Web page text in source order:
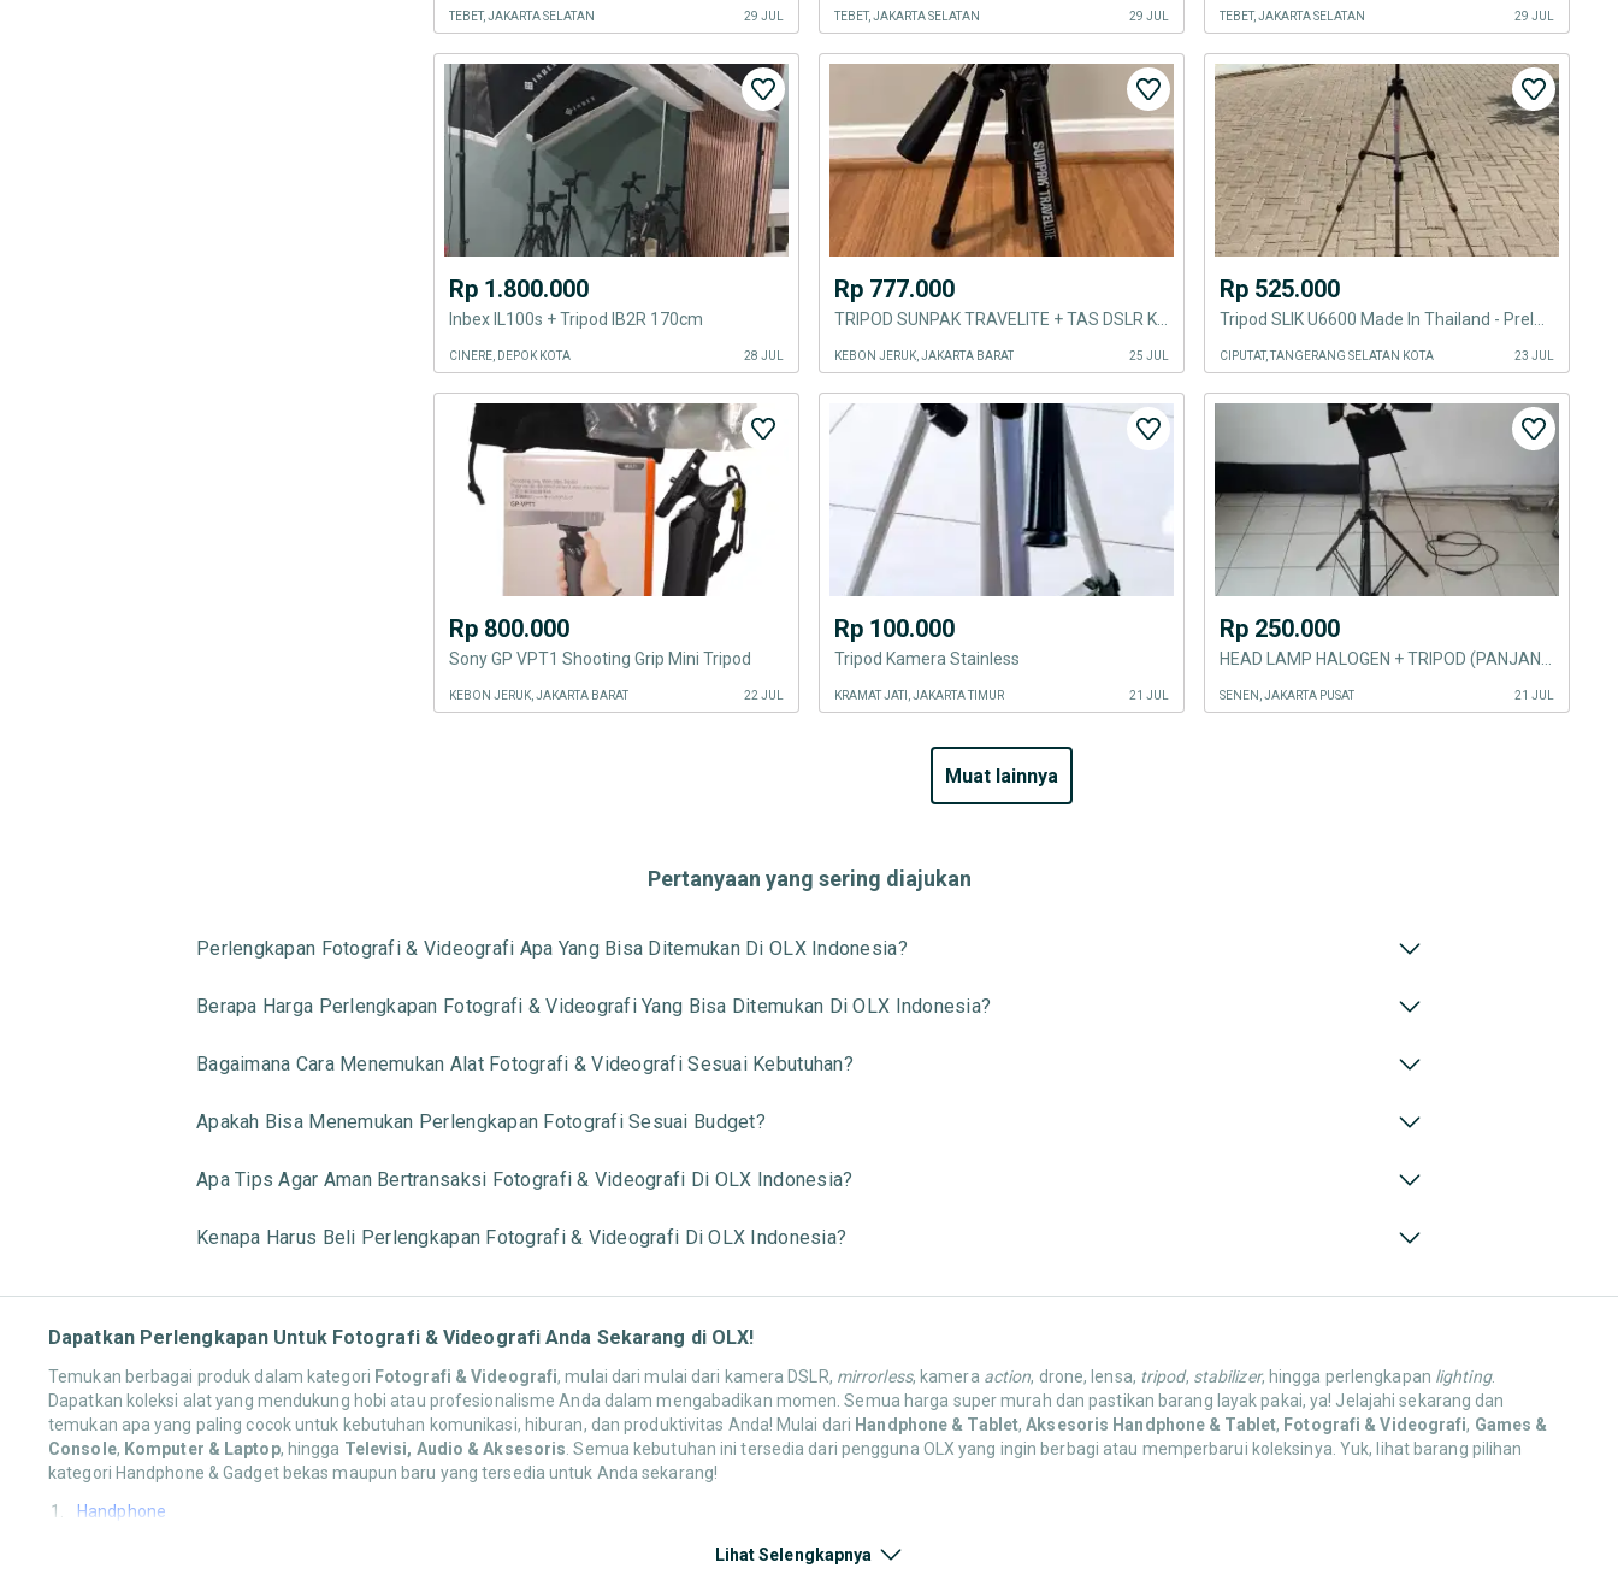
TEBET, JAKARTA SELATAN 29 JUL TEBET, JAKARTA SELATAN 29 JUL TEBET, JAKARTA SELATAN 29 JUL
Rp 1.800.000
Inbex IL100s + Tripod IB2R 170cm
CINERE, DEPOK KOTA 28 JUL
Rp 777.000
TRIPOD SUNPAK TRAVELITE + TAS DSLR KATA DSLR canon nikon sony kamera
KEBON JERUK, JAKARTA BARAT 25 JUL
Rp 525.000
CIPUTAT, TANGERANG SELATAN KOTA 23 JUL
Rp 800.000
Sony GP VPT1 Shooting Grip Mini Tripod
KEBON JERUK, JAKARTA BARAT 22 JUL
Rp 100.000
Tripod Kamera Stainless
KRAMAT JATI, JAKARTA TIMUR 21 JUL
Rp 250.000
SENEN, JAKARTA PUSAT 21 JUL
muat lainnya
Pertanyaan yang sering diajukan
Perlengkapan Fotografi & Videografi Apa Yang Bisa Ditemukan Di OLX Indonesia?
Berapa Harga Perlengkapan Fotografi & Videografi Yang Bisa Ditemukan Di OLX Indonesia?
Bagaimana Cara Menemukan Alat Fotografi & Videografi Sesuai Kebutuhan?
Apakah Bisa Menemukan Perlengkapan Fotografi Sesuai Budget?
Apa Tips Agar Aman Bertransaksi Fotografi & Videografi Di OLX Indonesia?
Kenapa Harus Beli Perlengkapan Fotografi & Videografi Di OLX Indonesia?
Dapatkan Perlengkapan Untuk Fotografi & Videografi Anda Sekarang di OLX!
Temukan berbagai produk dalam kategori Fotografi & Videografi, mulai dari mulai dari kamera DSLR, mirrorless, kamera action, drone, lensa, tripod, stabilizer, hingga perlengkapan lighting.
Dapatkan koleksi alat yang mendukung hobi atau profesionalisme Anda dalam mengabadikan momen. Semua harga super murah dan pastikan barang layak pakai, ya! Jelajahi sekarang dan
temukan apa yang paling cocok untuk kebutuhan komunikasi, hiburan, dan produktivitas Anda! Mulai dari Handphone & Tablet,Aksesoris Handphone & Tablet, Fotografi & Videografi, Games &
Console, Komputer & Laptop, hingga Televisi, Audio & Aksesoris . Semua kebutuhan ini tersedia dari pengguna OLX yang ingin berbagi atau memperbarui koleksinya. Yuk, lihat barang pilihan
kategori Handphone & Gadget bekas maupun baru yang tersedia untuk Anda sekarang!
Handphone
, seperti Android maupun IOS, mulai darientry-levelhingga
Lihat Selengkapnya